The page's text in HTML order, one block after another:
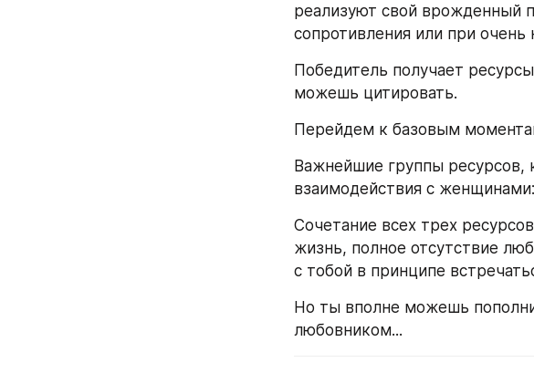
реализуют свой врожденный
сопротивления или при очень
Победитель получает
можешь цитировать.
Перейдем к базовым
Важнейшие группы ресурсов,
взаимодействия с
Сочетание всех трех
жизнь, полное отсутствие
с тобой в принципе
Но ты вполне можешь
любовником...